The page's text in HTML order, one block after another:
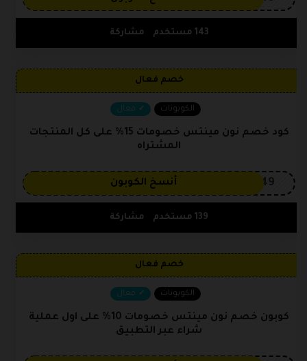
143 مستخدم مشاركة
خصم فعال
الكوبونات فعال
كود خصم نون مينتس خصومات 15% على كل المنتجات
المشتراه
OP149 أنسخ الكوبون
139 مستخدم مشاركة
خصم فعال
الكوبونات فعال
كوبون خصم نون مينتس خصومات 10% على اول عملية
شراء عبر التطبيق